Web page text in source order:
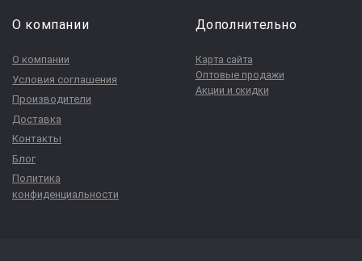
О компании
О компании
Условия соглашения
Производители
Доставка
Контакты
Блог
Политика
конфиденциальности
Дополнительно
Карта сайта
Оптовые продажи
Акции и скидки